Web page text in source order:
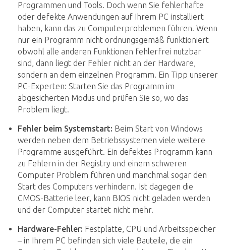
Programmen und Tools. Doch wenn Sie fehlerhafte
oder defekte Anwendungen auf Ihrem PC installiert
haben, kann das zu Computerproblemen führen. Wenn
nur ein Programm nicht ordnungsgemäß funktioniert
obwohl alle anderen Funktionen fehlerfrei nutzbar
sind, dann liegt der Fehler nicht an der Hardware,
sondern an dem einzelnen Programm. Ein Tipp unserer
PC-Experten: Starten Sie das Programm im
abgesicherten Modus und prüfen Sie so, wo das
Problem liegt.
Fehler beim Systemstart: Beim Start von Windows
werden neben dem Betriebssystemen viele weitere
Programme ausgeführt. Ein defektes Programm kann
zu Fehlern in der Registry und einem schweren
Computer Problem führen und manchmal sogar den
Start des Computers verhindern. Ist dagegen die
CMOS-Batterie leer, kann BIOS nicht geladen werden
und der Computer startet nicht mehr.
Hardware-Fehler: Festplatte, CPU und Arbeitsspeicher
– in Ihrem PC befinden sich viele Bauteile, die ein